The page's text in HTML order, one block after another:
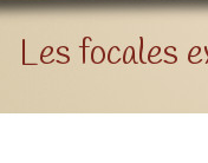
Les focales